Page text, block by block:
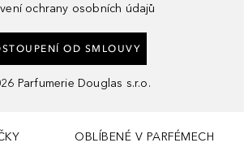
ochrany osobních údajů
OD SMLOUVY
Parfumerie Douglas s.r.o.
OBLÍBENÉ V PARFÉMECH